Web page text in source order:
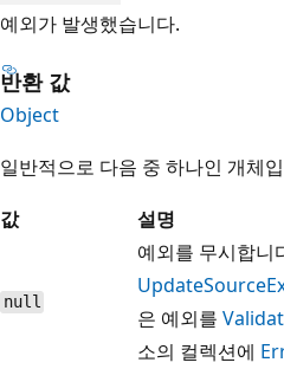
예외가 발생했습니다.
반환 값
Object
일반적으로 다음 중 하나인 개체
값
설명
null
예외를 무시합니
은 예외를
소의 컬렉션에